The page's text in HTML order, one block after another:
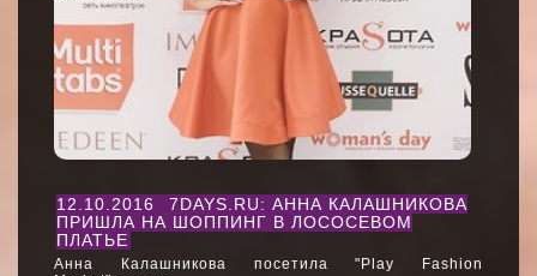
12.10.2016
7DAYS.RU: АННА КАЛАШНИКОВА
ПРИШЛА НА ШОППИНГ В ЛОСОСЕВОМ
ПЛАТЬЕ
Анна Калашникова посетила "Play Fashion